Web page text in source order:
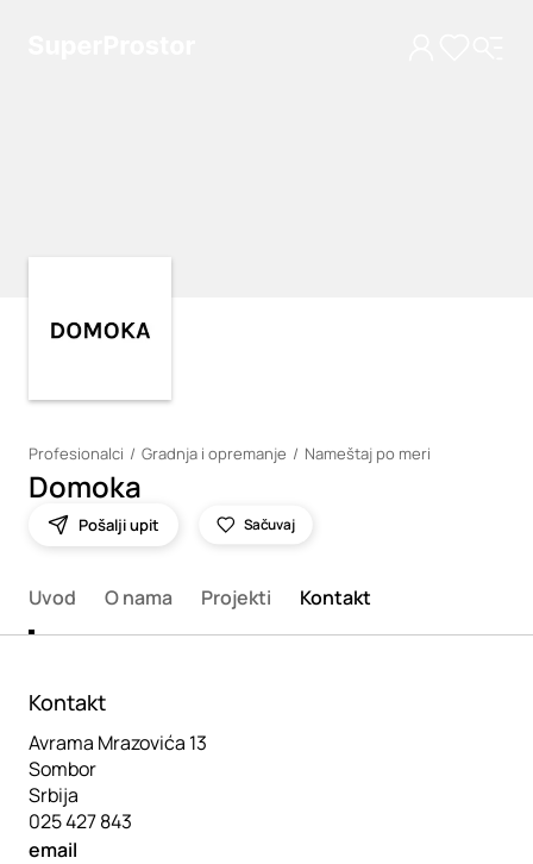
Profesionalci Gradnja i opremanje Nameštaj po meri
Domoka
Pošalji upit Sačuvaj
Uvod O nama Projekti Kontakt
Kontakt
Avrama Mrazovića 13
Sombor
Srbija
025 427 843
email